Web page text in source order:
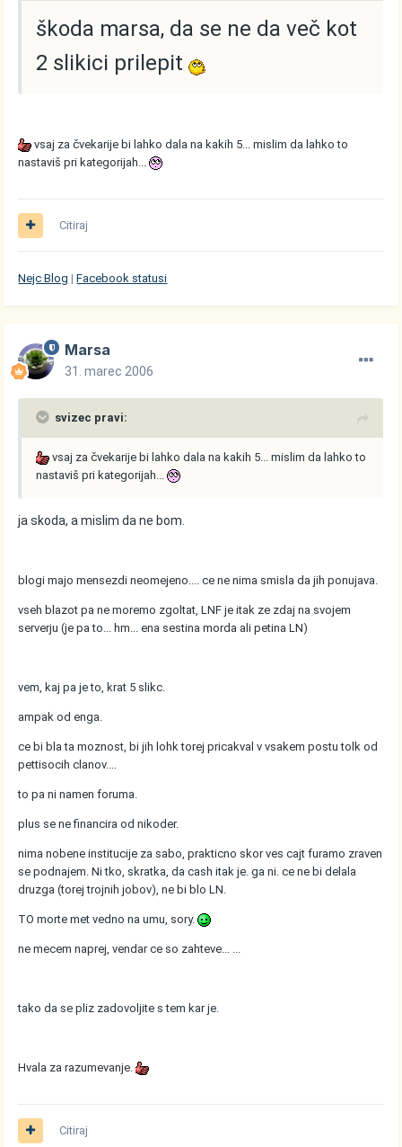
škoda marsa, da se ne da več kot
2 slikici prilepit
vsaj za čvekarije bi lahko dala na kakih 5... mislim da lahko to
nastaviš pri kategorijah...
Citiraj
Nejc Blog |Facebook statusi
Marsa
31. marec 2006
svizec pravi:
vsaj za čvekarije bi lahko dala na kakih 5... mislim da lahko to
nastaviš pri kategorijah...
ja skoda, a mislim da ne bom.
blogi majo mensezdi neomejeno.... ce ne nima smisla da jih ponujava.
vseh blazot pa ne moremo zgoltat, LNF je itak ze zdaj na svojem
serverju (je pa to... hm... ena sestina morda ali petina LN)
vem, kaj pa je to, krat 5 slikc.
ampak od enga.
ce bi bla ta moznost, bi jih lohk torej pricakval v vsakem postu tolk od
pettisocih clanov....
to pa ni namen foruma.
plus se ne financira od nikoder.
nima nobene institucije za sabo, prakticno skor ves cajt furamo zraven
se podnajem. Ni tko, skratka, da cash itak je. ga ni. ce ne bi delala
druzga (torej trojnih jobov), ne bi blo LN.
TO morte met vedno na umu, sory.
ne mecem naprej, vendar ce so zahteve... ...
tako da se pliz zadovoljite s tem kar je.
Hvala za razumevanje.
Citiraj